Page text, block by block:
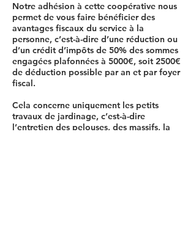
Notre adhésion à cette coopérative nous
permet de vous faire bénéficier des
avantages fiscaux du service à la
personne, c’est-à-dire d’une réduction ou
d’un crédit d’impôts de 50% des sommes
engagées plafonnées à 5000€, soit 2500€
de déduction possible par an et par foyer
fiscal.
Cela concerne uniquement les petits
travaux de jardinage, c’est-à-dire
l’entretien des pelouses, des massifs, la